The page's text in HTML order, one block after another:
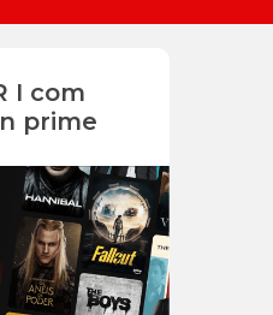
I com
prime